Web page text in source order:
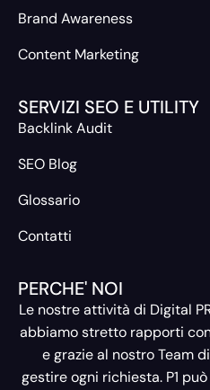
Brand Awareness
Content Marketing
SERVIZI SEO E UTILITY
Backlink Audit
SEO Blog
Glossario
Contatti
PERCHE' NOI
Le nostre attività di Digital
abbiamo stretto rapporti
e grazie al nostro Team
gestire ogni richiesta. P1